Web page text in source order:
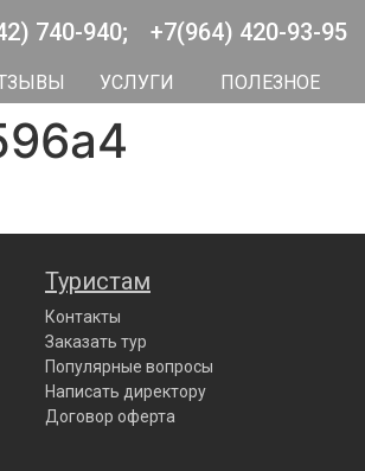
740-940; +7(964) 420-93-95
УСЛУГИ ПОЛЕЗНОЕ
Туристам
Контакты
Заказать тур
Популярные вопросы
Написать директору
Договор оферта